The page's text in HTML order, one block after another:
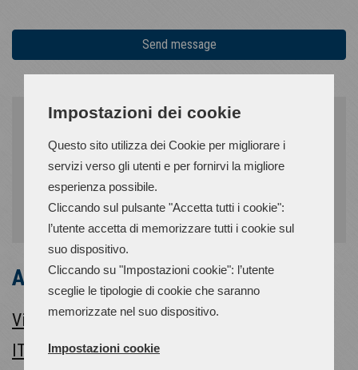
Send message
ATS s.r.l.
Via Enzo Ferrari 4 - 37045 - Legnago (VR) -
ITALY| Ph +39 0442 629219 | Email:
Impostazioni dei cookie
Questo sito utilizza dei Cookie per migliorare i
servizi verso gli utenti e per fornirvi la migliore
esperienza possibile.
Cliccando sul pulsante "Accetta tutti i cookie":
l’utente accetta di memorizzare tutti i cookie sul
suo dispositivo.
Cliccando su "Impostazioni cookie": l’utente
sceglie le tipologie di cookie che saranno
memorizzate nel suo dispositivo.
Impostazioni cookie